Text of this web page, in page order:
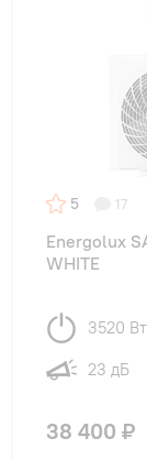
5 17
Energolux
WHITE
3520 Вт
23 дБ
38 400 ₽